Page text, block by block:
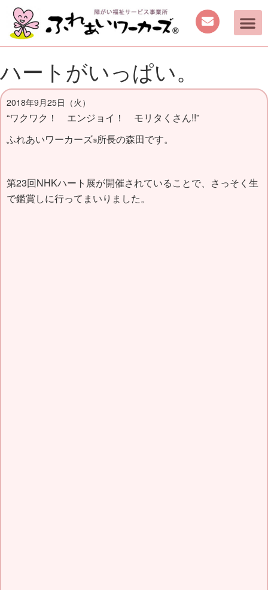
ハートがいっぱい。
2018年9月25日（火）
“ワクワク！ エンジョイ！ モリタくさん!!”
ふれあいワーカーズ®所長の森田です。
第23回NHKハート展が開催されていることで、さっそく生
で鑑賞しに行ってまいりました。